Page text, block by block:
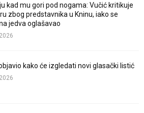
kad mu gori pod nogama: Vučić kritikuje
zbog predstavnika u Kninu, iako se
jedva oglašavao
kako će izgledati novi glasački listić